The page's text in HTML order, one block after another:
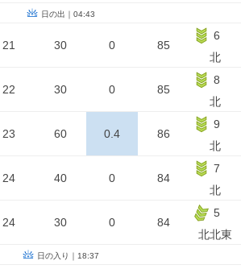
日の出｜04:43
21 30 0 85
6
北
22 30 0 85
8
北
23 60 0.4 86
9
北
24 40 0 84
7
北
24 30 0 84
5
北北東
日の入り｜18:37